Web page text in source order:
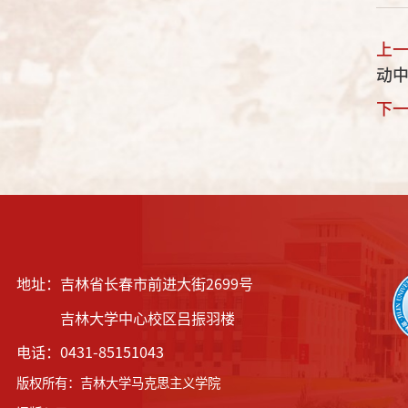
上
动
下
地址：吉林省长春市前进大街2699号
吉林大学中心校区吕振羽楼
电话：0431-85151043
版权所有： 吉林大学马克思主义学院